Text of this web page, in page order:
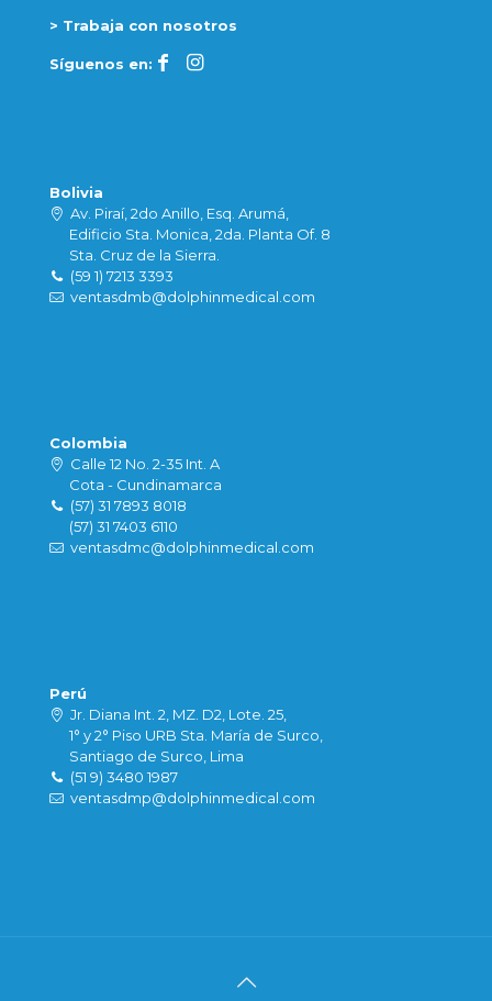
> Trabaja con nosotros
Síguenos en:
Bolivia
Av. Piraí, 2do Anillo, Esq. Arumá,
Edificio Sta. Monica, 2da. Planta Of. 8
Sta. Cruz de la Sierra.
(59 1) 7213 3393
ventasdmb@dolphinmedical.com
Colombia
Calle 12 No. 2-35 Int. A
Cota - Cundinamarca
(57) 31 7893 8018
(57) 31 7403 6110
ventasdmc@dolphinmedical.com
Perú
Jr. Diana Int. 2, MZ. D2, Lote. 25,
1° y 2° Piso URB Sta. María de Surco,
Santiago de Surco, Lima
(51 9) 3480 1987
ventasdmp@dolphinmedical.com